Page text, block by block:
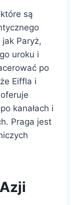
są
Paryż,
uroku i
po
Eiffla i
kanałach i
Praga jest